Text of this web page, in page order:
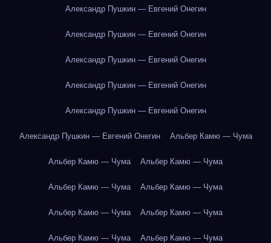
Александр Пушкин — Евгений Онегин
Александр Пушкин — Евгений Онегин
Александр Пушкин — Евгений Онегин
Александр Пушкин — Евгений Онегин
Александр Пушкин — Евгений Онегин
Александр Пушкин — Евгений Онегин Альбер Камю — Чума
Альбер Камю — Чума Альбер Камю — Чума
Альбер Камю — Чума Альбер Камю — Чума
Альбер Камю — Чума Альбер Камю — Чума
Альбер Камю — Чума Альбер Камю — Чума